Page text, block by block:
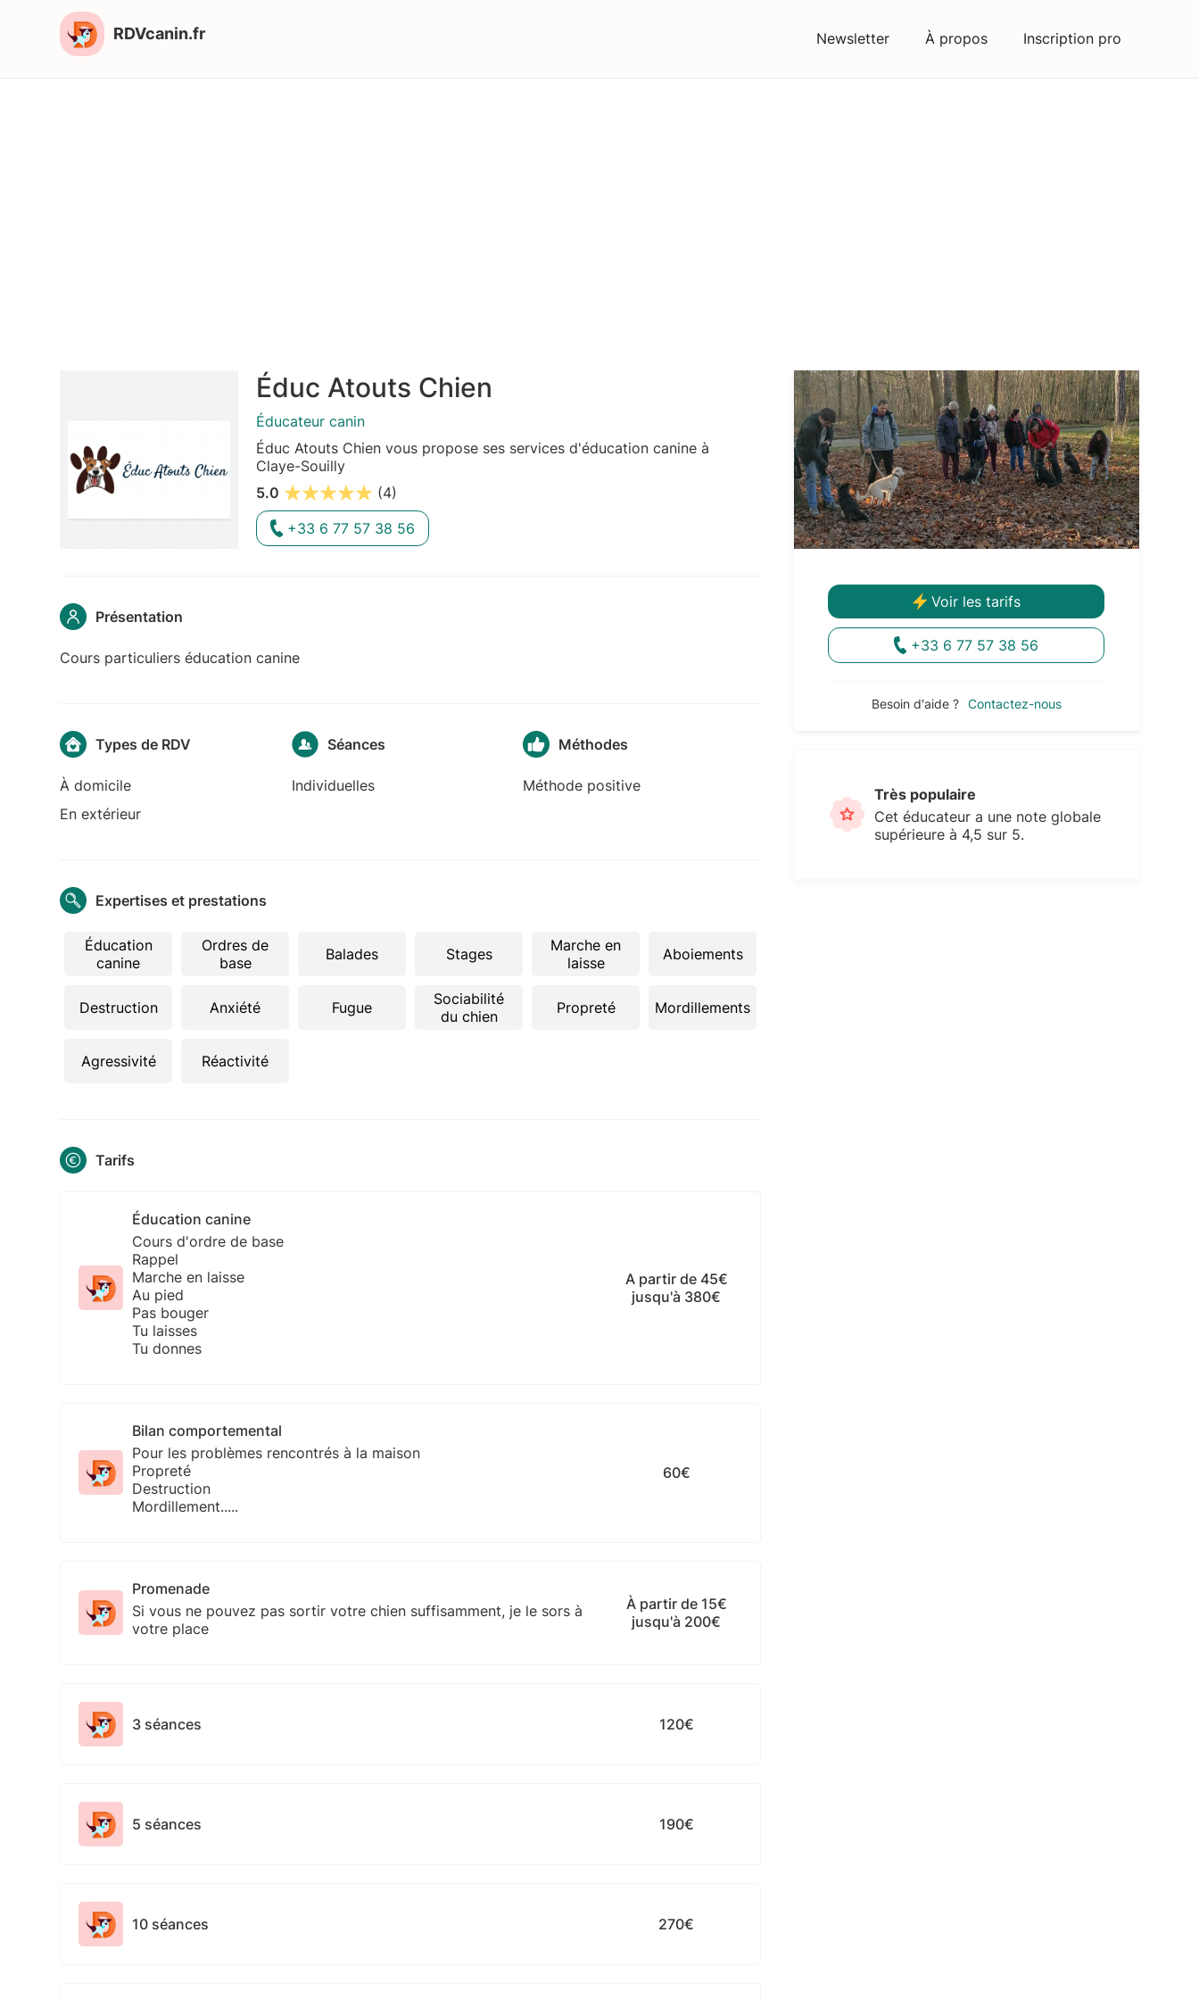
RDVcanin.fr Newsletter À propos Inscription pro
Éduc Atouts Chien
Éducateur canin
Éduc Atouts Chien vous propose ses services d'éducation canine à
Claye-Souilly
5.0
(4)
+33 6 77 57 38 56
Présentation
Cours particuliers éducation canine
Types de RDV
À domicile
En extérieur
Séances
Individuelles
Méthodes
Méthode positive
Expertises et prestations
Éducation
canine
Ordres de
base
Balades Stages
Marche en
laisse
Aboiements
Destruction Anxiété Fugue
Sociabilité
du chien
Propreté Mordillements
Agressivité Réactivité
Tarifs
Éducation canine
Cours d'ordre de base
Rappel
Marche en laisse
Au pied
Pas bouger
Tu laisses
Tu donnes
A partir de 45€
jusqu'à 380€
Bilan comportemental
Pour les problèmes rencontrés à la maison
Propreté
Destruction
Mordillement.....
60€
Promenade
Si vous ne pouvez pas sortir votre chien suffisamment, je le sors à
votre place
À partir de 15€
jusqu'à 200€
3 séances 120€
5 séances 190€
10 séances 270€
Voir les tarifs
+33 6 77 57 38 56
Besoin d'aide ? Contactez-nous
Très populaire
Cet éducateur a une note globale
supérieure à 4,5 sur 5.